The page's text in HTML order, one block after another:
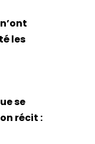
les
se
récit :